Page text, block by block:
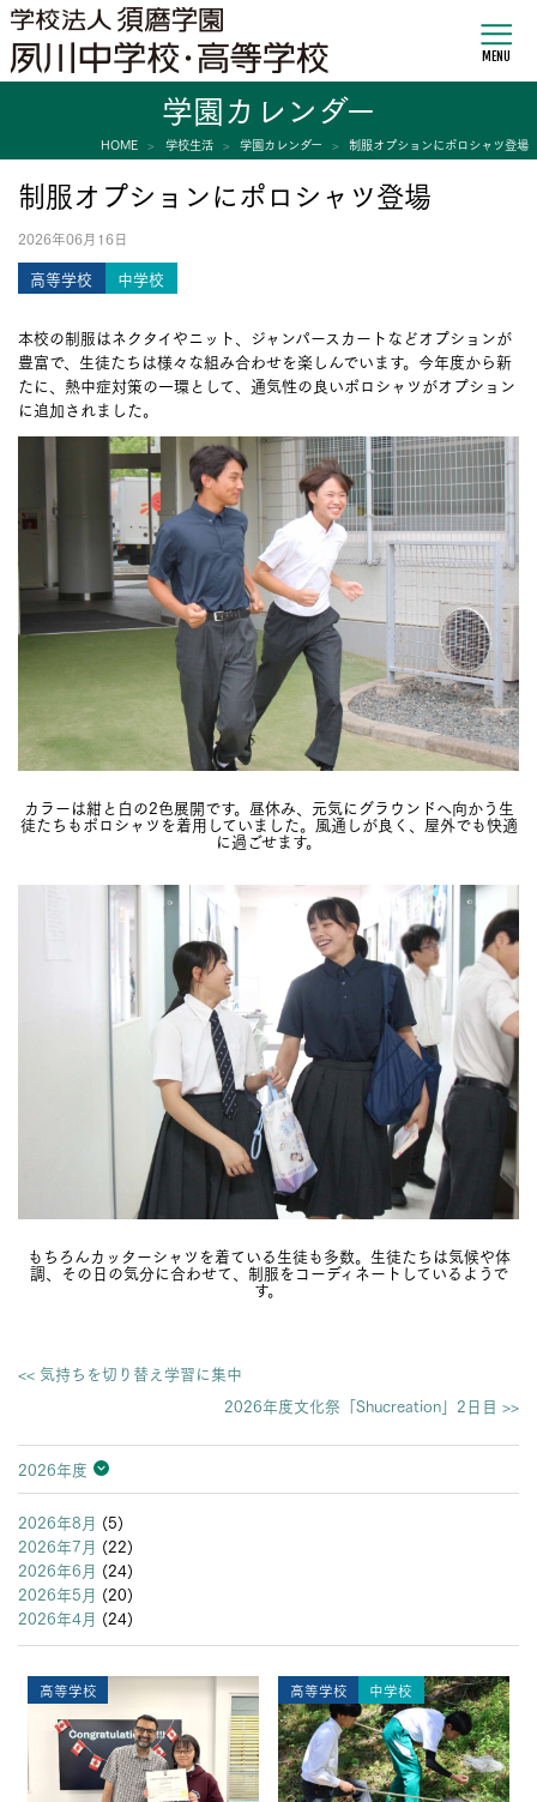
MENU
学園カレンダー
HOME 学校生活 学園カレンダー 制服オプションにポロシャツ登場
制服オプションにポロシャツ登場
2026年06月16日
高等学校 中学校
本校の制服はネクタイやニット、ジャンパースカートなどオプションが
豊富で、生徒たちは様々な組み合わせを楽しんでいます。今年度から新
たに、熱中症対策の一環として、通気性の良いポロシャツがオプション
に追加されました。
カラーは紺と白の2色展開です。昼休み、元気にグラウンドへ向かう生
徒たちもポロシャツを着用していました。風通しが良く、屋外でも快適
に過ごせます。
もちろんカッターシャツを着ている生徒も多数。生徒たちは気候や体
調、その日の気分に合わせて、制服をコーディネートしているようで
す。
<< 気持ちを切り替え学習に集中
2026年度文化祭「Shucreation」2日目 >>
2026年度
2026年度
2025年度
2024年度
2023年度
2022年度
2021年度
2020年度
2019年度
2018年度
2017年度
2016年度
2015年度
2014年度
2013年度
2026年8月 (5)
2026年7月 (22)
2026年6月 (24)
2026年5月 (20)
2026年4月 (24)
高等学校 高等学校 中学校